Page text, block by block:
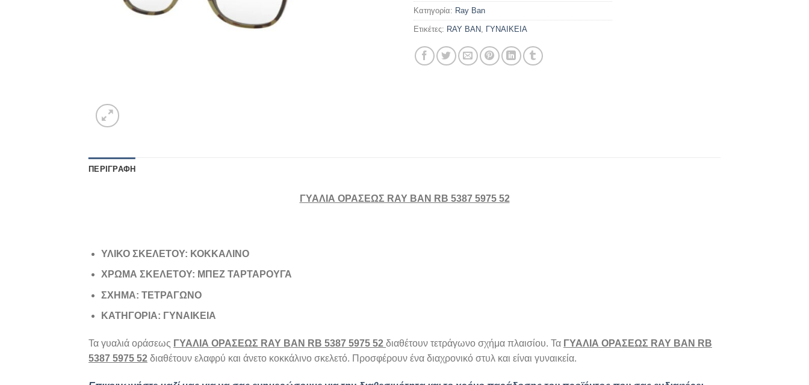
Κατηγορία: Ray Ban
Ετικέτες: RAY BAN ΓΥΝΑΙΚΕΙΑ
ΠΕΡΙΓΡΑΦΉ
ΓΥΑΛΙΑ ΟΡΑΣΕΩΣ RAY BAN RB 5387 5975 52
ΥΛΙΚΟ ΣΚΕΛΕΤΟΥ: ΚΟΚΚΑΛΙΝΟ
ΧΡΩΜΑ ΣΚΕΛΕΤΟΥ: ΜΠΕΖ ΤΑΡΤΑΡΟΥΓΑ
ΣΧΗΜΑ: ΤΕΤΡΑΓΩΝΟ
ΚΑΤΗΓΟΡΙΑ: ΓΥΝΑΙΚΕΙΑ
Τα γυαλιά οράσεως ΓΥΑΛΙΑ ΟΡΑΣΕΩΣ RAY BAN RB 5387 5975 52 διαθέτουν τετράγωνο σχήμα πλαισίου. Τα ΓΥΑΛΙΑ ΟΡΑΣΕΩΣ RAY BAN RB
5387 5975 52 διαθέτουν ελαφρύ και άνετο κοκκάλινο σκελετό. Προσφέρουν ένα διαχρονικό στυλ και είναι γυναικεία.